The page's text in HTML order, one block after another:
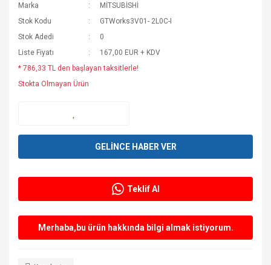
Marka
MİTSUBİSHİ
Stok Kodu
GTWorks3V01- 2L0C-I
Stok Adedi
0
Liste Fiyatı
167,00 EUR + KDV
* 786,33 TL den başlayan taksitlerle!
Stokta Olmayan Ürün
GELİNCE HABER VER
Teklif Al
Merhaba,bu ürün hakkında bilgi almak istiyorum.